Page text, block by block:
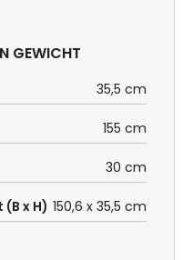
GEWICHT
35,5 cm
155 cm
30 cm
x H) 150,6 x 35,5 cm